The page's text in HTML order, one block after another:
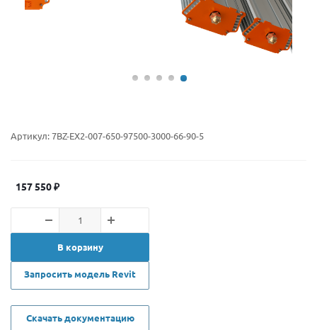
Артикул:7BZ-EX2-007-650-97500-3000-66-90-5
157 550₽
В корзину
Запросить модель Revit
Скачать документацию